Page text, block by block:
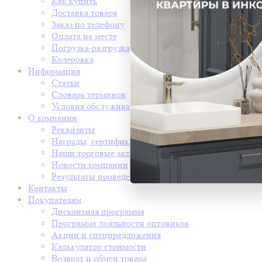
Доставка товара
Заказ по телефону
Оплата на месте
Погрузка-разгрузка
Колеровка
Информация
Статьи
Словарь терминов
Условия обслуживания
О компании
Реквизиты
Награды, сертификаты
Наши торговые залы
Новости компании
Результаты проведения СОУТ
Контакты
Покупателям
Дисконтная программа
Программа лояльности оптовиков
Акции и спецпредложения
Калькулятор стоимости
Возврат и обмен товара